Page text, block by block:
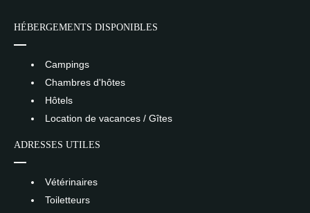
HÉBERGEMENTS DISPONIBLES
Campings
Chambres d'hôtes
Hôtels
Location de vacances / Gîtes
ADRESSES UTILES
Vétérinaires
Toiletteurs